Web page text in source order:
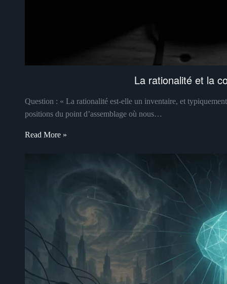
La rationalité et la
Question : « La rationalité est-elle un inventaire, et
positions du point d’assemblage où nous…
Read More »